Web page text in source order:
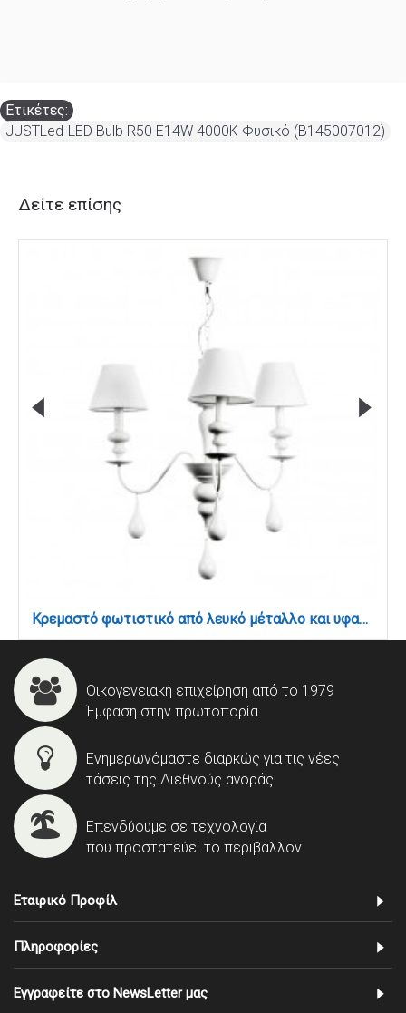
Ετικέτες:
JUSTLed-LED Bulb R50 E14W 4000K Φυσικό (B145007012)
Δείτε επίσης
Κρεμαστό φωτιστικό από λευκό μέταλλο και υφασμάτινο καπέλο (5295-3Φ-Λευκό)
Οικογενειακή επιχείρηση από το 1979
Έμφαση στην πρωτοπορία
Ενημερωνόμαστε διαρκώς για τις νέες
τάσεις της Διεθνούς αγοράς
Επενδύουμε σε τεχνολογία
που προστατεύει το περιβάλλον
Εταιρικό Προφίλ
Πληροφορίες
Εγγραφείτε στο NewsLetter μας